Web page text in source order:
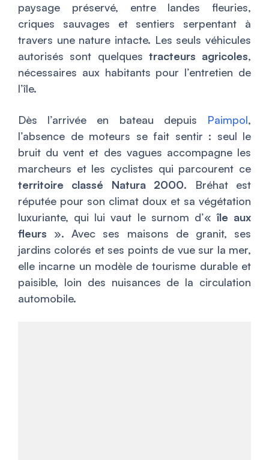
paysage préservé, entre landes fleuries,
criques sauvages et sentiers serpentant à
travers une nature intacte. Les seuls véhicules
autorisés sont quelques tracteurs agricoles,
nécessaires aux habitants pour l’entretien de
l’île.
Dès l’arrivée en bateau depuis Paimpol,
l’absence de moteurs se fait sentir : seul le
bruit du vent et des vagues accompagne les
marcheurs et les cyclistes qui parcourent ce
territoire classé Natura 2000. Bréhat est
réputée pour son climat doux et sa végétation
luxuriante, qui lui vaut le surnom d’«île aux
fleurs ». Avec ses maisons de granit, ses
jardins colorés et ses points de vue sur la mer,
elle incarne un modèle de tourisme durable et
paisible, loin des nuisances de la circulation
automobile.